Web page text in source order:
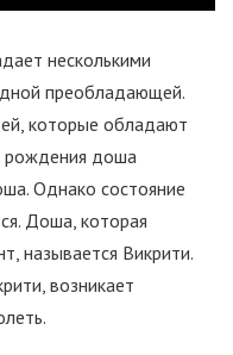
несколькими
преобладающей.
которые обладают
рождения доша
Однако состояние
Доша, которая
называется Викрити.
возникает